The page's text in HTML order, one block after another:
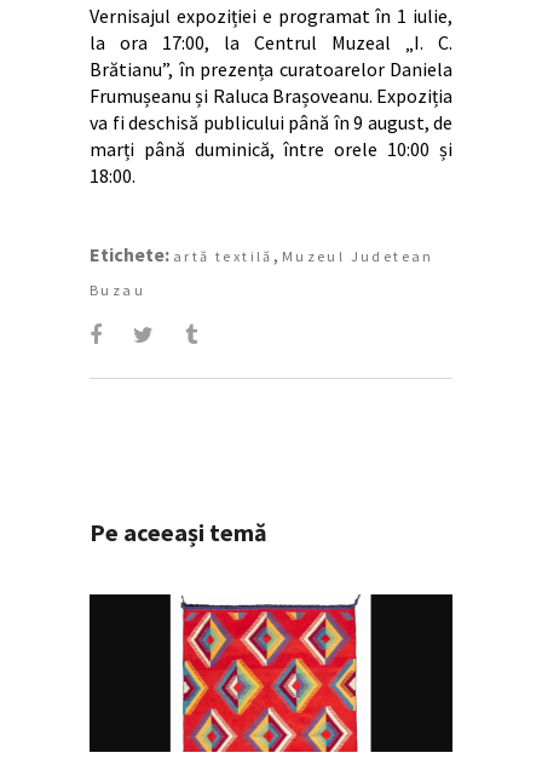
Vernisajul expoziției e programat în 1 iulie,
la ora 17:00, la Centrul Muzeal „I. C.
Brătianu”, în prezența curatoarelor Daniela
Frumușeanu și Raluca Brașoveanu. Expoziția
va fi deschisă publicului până în 9 august, de
marți până duminică, între orele 10:00 și
18:00.
Etichete: artă textilă , Muzeul Judetean
Buzau
Pe aceeași temă